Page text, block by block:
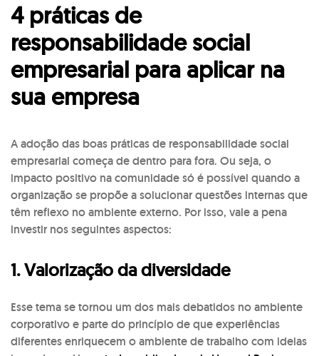
4 práticas de
responsabilidade social
empresarial para aplicar na
sua empresa
A adoção das boas práticas de responsabilidade social
empresarial começa de dentro para fora. Ou seja, o
impacto positivo na comunidade só é possível quando a
organização se propõe a solucionar questões internas que
têm reflexo no ambiente externo. Por isso, vale a pena
investir nos seguintes aspectos:
1. Valorização da diversidade
Esse tema se tornou um dos mais debatidos no ambiente
corporativo e parte do princípio de que experiências
diferentes enriquecem o ambiente de trabalho com ideias